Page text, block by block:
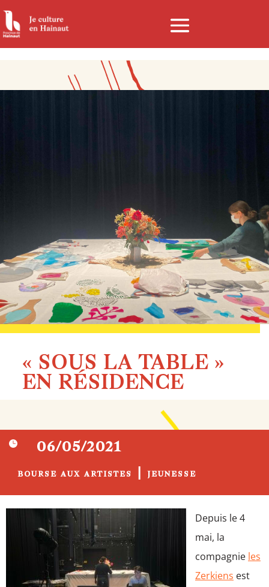
Panneau de gestion des cookies
« SOUS LA TABLE »
EN RÉSIDENCE
 06/05/2021
BOURSE AUX ARTISTES | JEUNESSE
Depuis le 4
mai, la
compagnie les
Zerkiens est